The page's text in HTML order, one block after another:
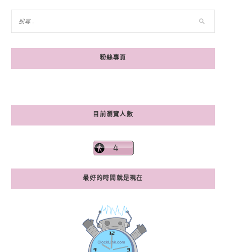
粉絲專頁
目前瀏覽人數
最好的時間就是現在